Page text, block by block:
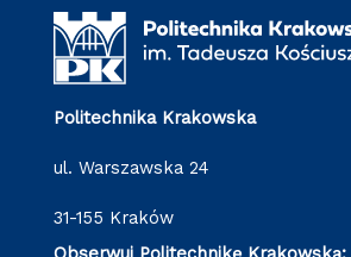
Politechnika Krakowska
ul. Warszawska 24
31-155 Kraków